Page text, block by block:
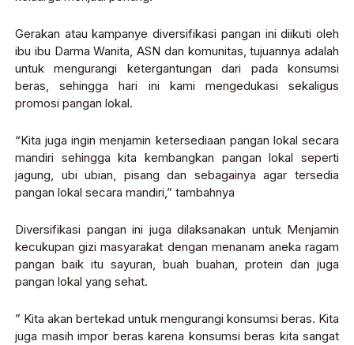
Gerakan atau kampanye diversifikasi pangan ini diikuti oleh
ibu ibu Darma Wanita, ASN dan komunitas, tujuannya adalah
untuk mengurangi ketergantungan dari pada konsumsi
beras, sehingga hari ini kami mengedukasi sekaligus
promosi pangan lokal.
“Kita juga ingin menjamin ketersediaan pangan lokal secara
mandiri sehingga kita kembangkan pangan lokal seperti
jagung, ubi ubian, pisang dan sebagainya agar tersedia
pangan lokal secara mandiri,” tambahnya
Diversifikasi pangan ini juga dilaksanakan untuk Menjamin
kecukupan gizi masyarakat dengan menanam aneka ragam
pangan baik itu sayuran, buah buahan, protein dan juga
pangan lokal yang sehat.
” Kita akan bertekad untuk mengurangi konsumsi beras. Kita
juga masih impor beras karena konsumsi beras kita sangat